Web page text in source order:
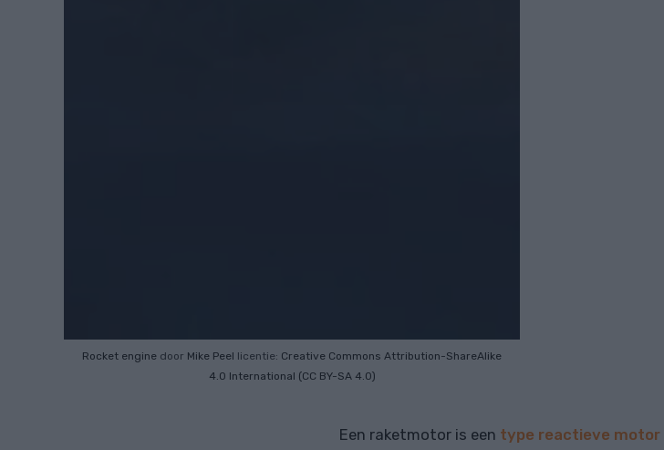
Rocket engine door Mike Peel licentie: Creative Commons Attribution-ShareAlike
4.0 International (CC BY-SA 4.0)
Een raketmotor is een type reactieve motor